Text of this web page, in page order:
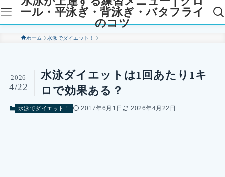
ール・平泳ぎ・背泳ぎ・バタフライ
のコツ
ホーム 水泳でダイエット！
水泳ダイエットは1回あたり1キ
ロで効果ある？
2026
4/22
水泳でダイエット！ 2017年6月1日 2026年4月22日